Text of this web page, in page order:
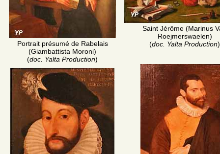
Portrait présumé de Rabelais
(Giambattista Moroni)
(doc. Yalta Production)
Saint Jérôme (Marinus
Roejmerswaelen)
(doc. Yalta Production)